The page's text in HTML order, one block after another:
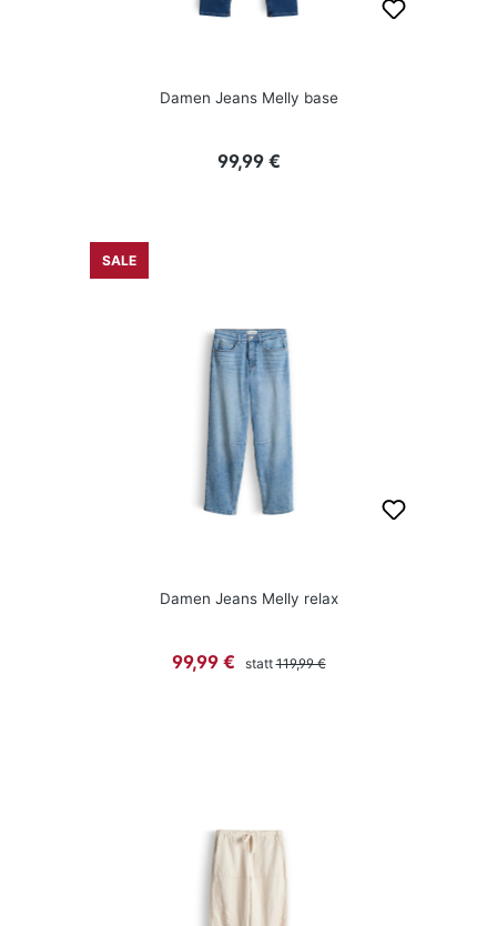
Damen Jeans Melly base
Regulärer Preis:
99,99 €
SALE
Damen Jeans Melly relax
Verkaufspreis:
99,99 € stattRegulärer Preis:
119,99 €